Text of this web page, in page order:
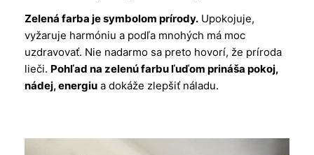
Zelená farba je symbolom prírody. Upokojuje,
vyžaruje harmóniu a podľa mnohých má moc
uzdravovať. Nie nadarmo sa preto hovorí, že príroda
lieči. Pohľad na zelenú farbu ľuďom prináša pokoj,
nádej, energiu a dokáže zlepšiť náladu.